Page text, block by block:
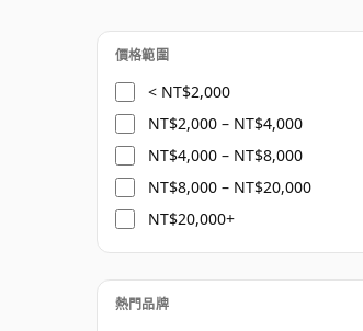
價格範圍
< NT$2,000
NT$2,000 – NT$4,000
NT$4,000 – NT$8,000
NT$8,000 – NT$20,000
NT$20,000+
熱門品牌